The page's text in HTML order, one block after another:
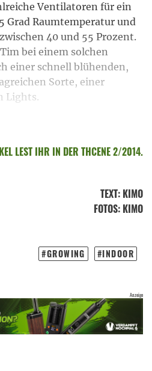
Ventilatoren für ein
Grad Raumtemperatur und
40 und 55 Prozent.
bei einem solchen
einer schnell blühenden,
Sorte, einer
Lights.
LEST IHR IN DER THCENE 2/2014.
TEXT: KIMO
FOTOS: KIMO
GROWING INDOOR